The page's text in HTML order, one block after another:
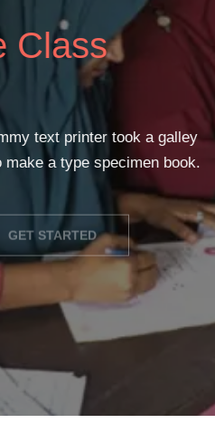
Class
text printer took a galley
a type specimen book.
GET STARTED